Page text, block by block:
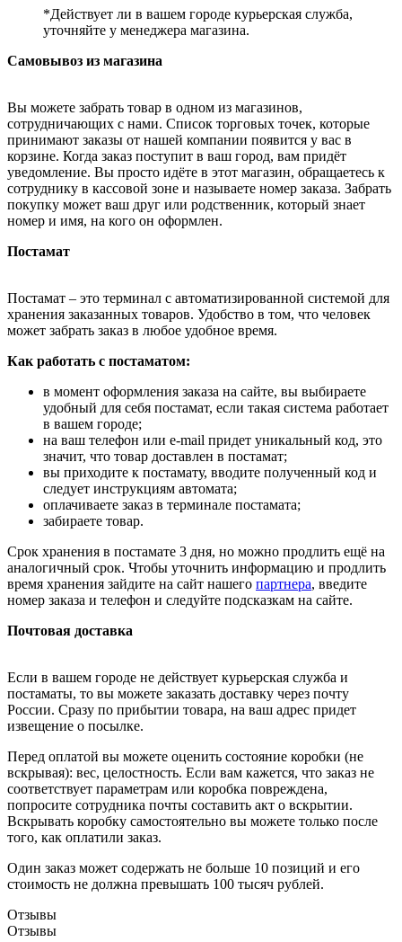
*Действует ли в вашем городе курьерская служба,
уточняйте у менеджера магазина.
Самовывоз из магазина
Вы можете забрать товар в одном из магазинов,
сотрудничающих с нами. Список торговых точек, которые
принимают заказы от нашей компании появится у вас в
корзине. Когда заказ поступит в ваш город, вам придёт
уведомление. Вы просто идёте в этот магазин, обращаетесь к
сотруднику в кассовой зоне и называете номер заказа. Забрать
покупку может ваш друг или родственник, который знает
номер и имя, на кого он оформлен.
Постамат
Постамат – это терминал с автоматизированной системой для
хранения заказанных товаров. Удобство в том, что человек
может забрать заказ в любое удобное время.
Как работать с постаматом:
в момент оформления заказа на сайте, вы выбираете
удобный для себя постамат, если такая система работает
в вашем городе;
на ваш телефон или e-mail придет уникальный код, это
значит, что товар доставлен в постамат;
вы приходите к постамату, вводите полученный код и
следует инструкциям автомата;
оплачиваете заказ в терминале постамата;
забираете товар.
Срок хранения в постамате 3 дня, но можно продлить ещё на
аналогичный срок. Чтобы уточнить информацию и продлить
время хранения зайдите на сайт нашего партнера, введите
номер заказа и телефон и следуйте подсказкам на сайте.
Почтовая доставка
Если в вашем городе не действует курьерская служба и
постаматы, то вы можете заказать доставку через почту
России. Сразу по прибытии товара, на ваш адрес придет
извещение о посылке.
Перед оплатой вы можете оценить состояние коробки (не
вскрывая): вес, целостность. Если вам кажется, что заказ не
соответствует параметрам или коробка повреждена,
попросите сотрудника почты составить акт о вскрытии.
Вскрывать коробку самостоятельно вы можете только после
того, как оплатили заказ.
Один заказ может содержать не больше 10 позиций и его
стоимость не должна превышать 100 тысяч рублей.
Отзывы
Отзывы